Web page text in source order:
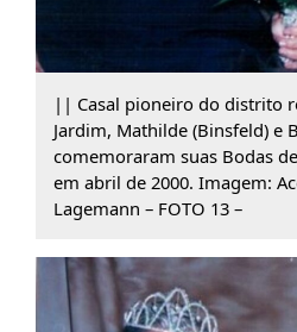
|| Casal pioneiro do distrito
Jardim, Mathilde (Binsfeld) e
comemoraram suas Bodas
em abril de 2000. Imagem:
Lagemann – FOTO 13 –